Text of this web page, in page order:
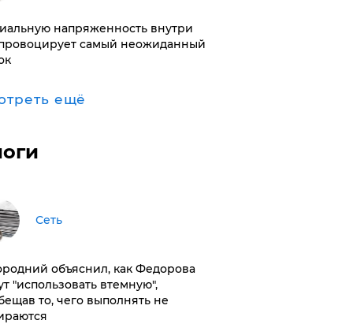
напряженность внутри
самый неожиданный
ещё
Сеть
объяснил, как Федорова
"использовать втемную",
то, чего выполнять не